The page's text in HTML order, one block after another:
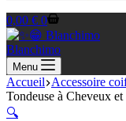
Panier
d’achat
0,00 € 0
Blanchimo
Menu
Accueil Accessoire
Tondeuse à Cheveux
🔍